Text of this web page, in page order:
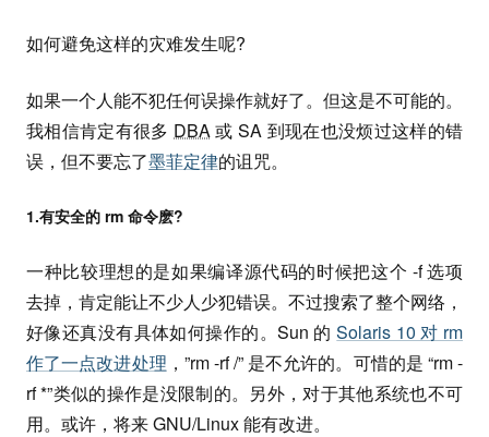
如何避免这样的灾难发生呢?
如果一个人能不犯任何误操作就好了。但这是不可能的。
我相信肯定有很多 DBA或 SA 到现在也没烦过这样的错
误，但不要忘了墨菲定律的诅咒。
1.有安全的 rm 命令麽?
一种比较理想的是如果编译源代码的时候把这个 -f 选项
去掉，肯定能让不少人少犯错误。不过搜索了整个网络，
好像还真没有具体如何操作的。Sun 的Solaris 10 对 rm
作了一点改进处理 ，”rm -rf /” 是不允许的。可惜的是 “rm -
rf *”类似的操作是没限制的。另外，对于其他系统也不可
用。或许，将来 GNU/Linux 能有改进。